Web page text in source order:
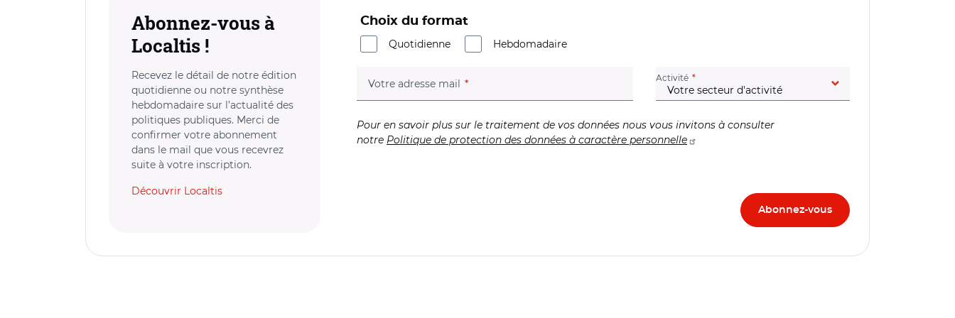
Abonnez-vous à
Localtis !
Recevez le détail de notre édition
quotidienne ou notre synthèse
hebdomadaire sur l’actualité des
politiques publiques. Merci de
confirmer votre abonnement
dans le mail que vous recevrez
suite à votre inscription.
Découvrir Localtis
Choix du format
Quotidienne
Hebdomadaire
Votre adresse mail (champ obligatoire) Activité (champ obligatoire)
Pour en savoir plus sur le traitement de vos données nous vous invitons à consulter
notre Politique de protection des données à caractère personnelle